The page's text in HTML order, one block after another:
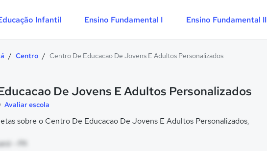
Infantil Ensino Fundamental I Ensino Fundamental II
/ Centro / Centro De Educacao De Jovens E Adultos Personalizados
De Jovens E Adultos Personalizados
Avaliar escola
sobre o Centro De Educacao De Jovens E Adultos Personalizados,
- PA